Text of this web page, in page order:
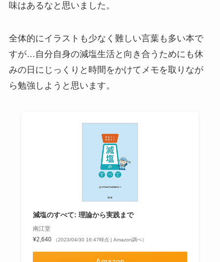
味はあるなと思いました。
全体的にイラストも少なく難しい言葉も多い本で
すが…自分自身の減塩生活と向き合うためにも休
みの日にじっくりと時間をかけてメモを取りなが
ら勉強しようと思います。
減塩のすべて: 理論から実践まで
南江堂
¥2,640
（2023/04/30 16:47時点 | Amazon調べ）